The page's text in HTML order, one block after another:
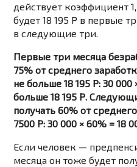
действует коэффициент
будет 18 195 Р в первые
в следующие три.
Первые три месяца
75% от среднего
не больше 18 195 Р: 30 000
больше 18 195 Р.
получать 60% от
7500 Р: 30 000 × 60% = 18
Если человек —
месяца он тоже будет